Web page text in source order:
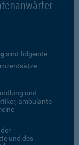
sind folgende
und
ambulante
und des